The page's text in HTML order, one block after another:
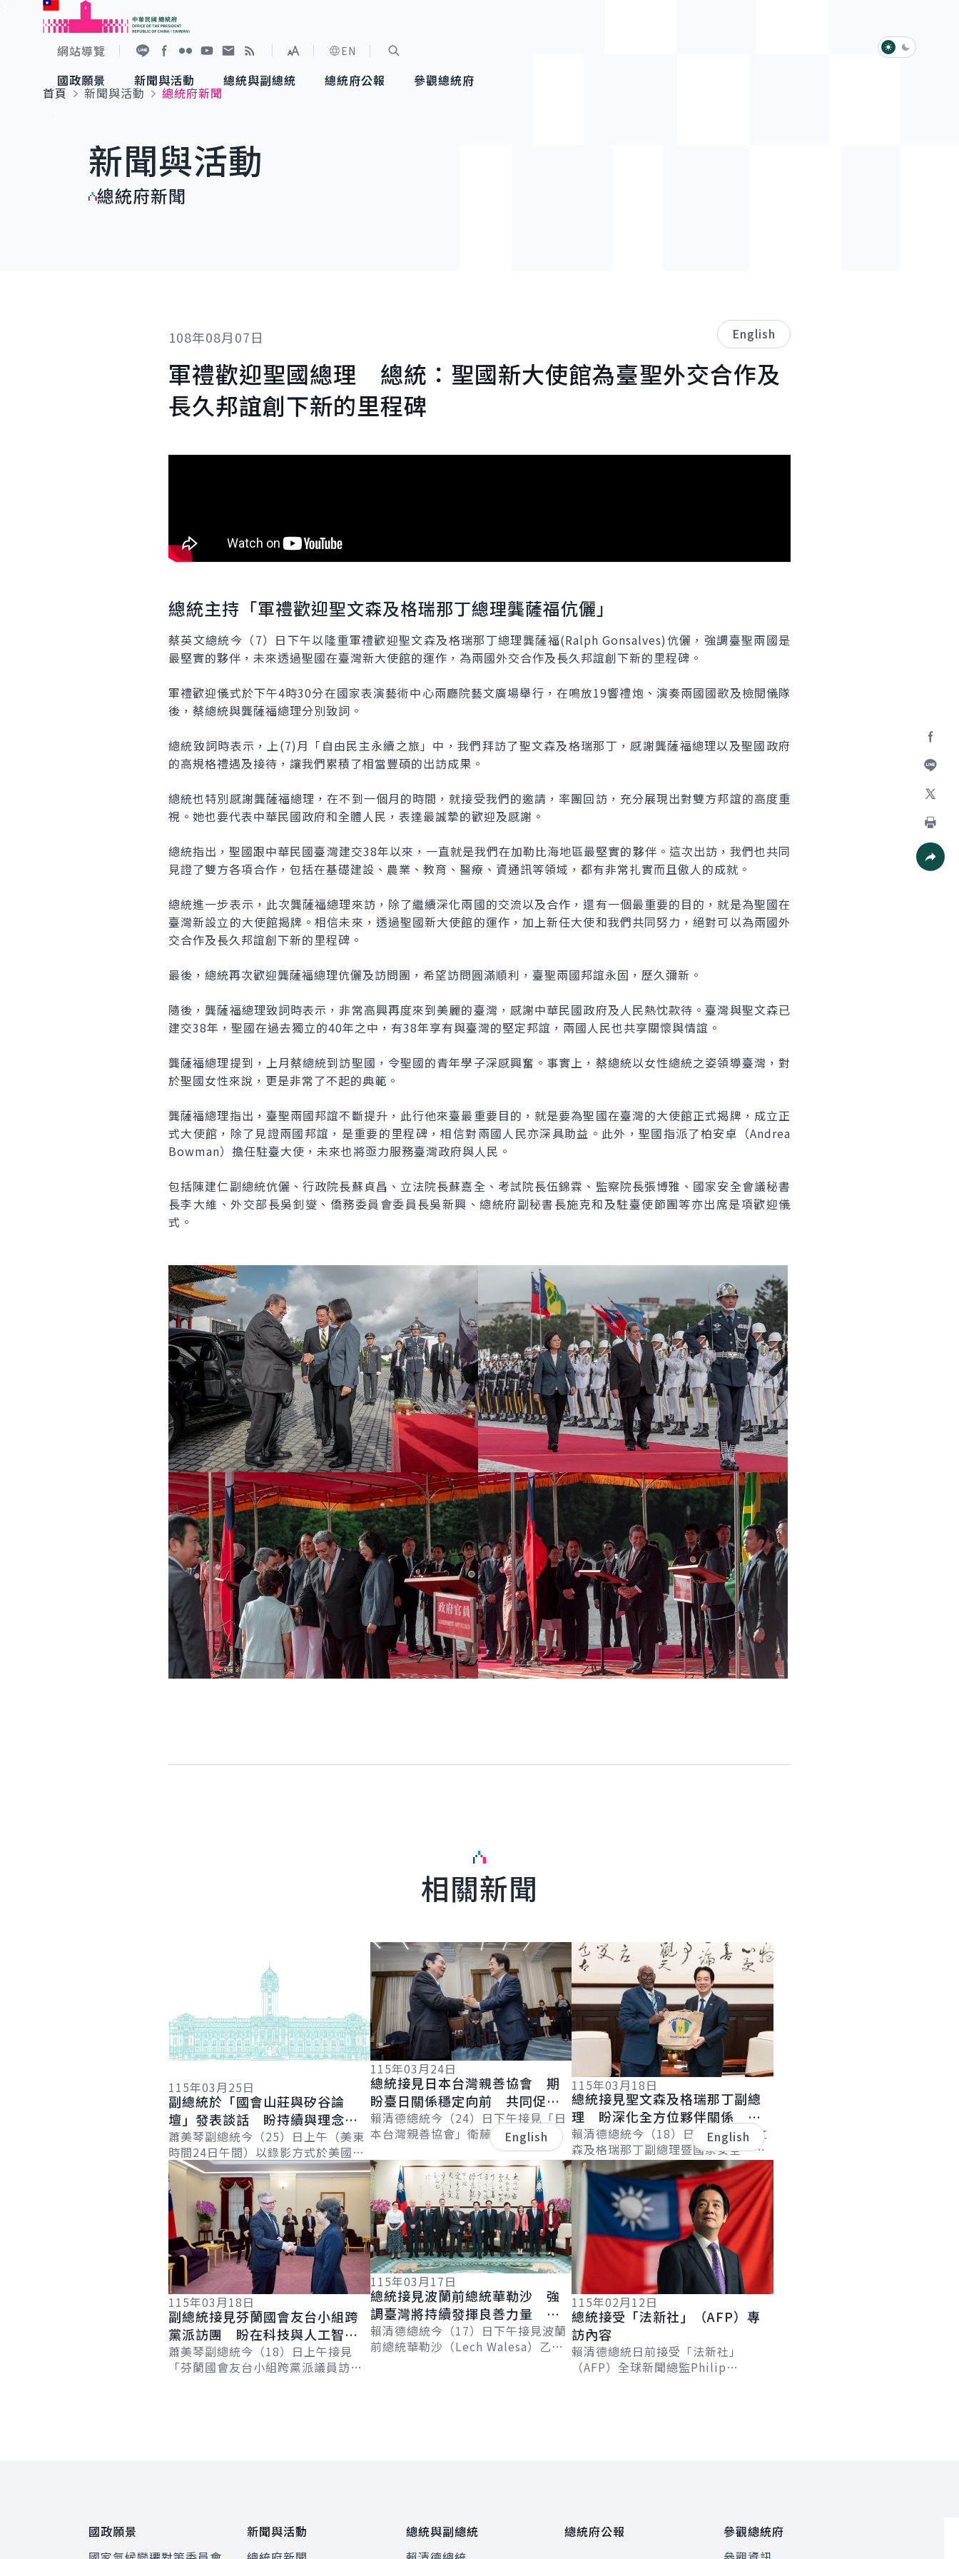
跳到主要內容
網站導覽
展開字級選單
EN
國政願景
國家氣候變遷對策委員會
重要談話
新聞與活動
總統府新聞
影音頻道
總統與副總統
賴清德總統
總統府公報 參觀總統府
參觀資訊
淺色模式
深色模式
首頁
新聞與活動
總統府新聞
新聞與活動
總統府新聞
加入好
列印
108年08月07日 English
軍禮歡迎聖國總理 總統：聖國新大使館為臺聖外交合作及
長久邦誼創下新的里程碑
總統主持「軍禮歡迎聖文森及格瑞那丁總理龔薩福伉儷」
蔡英文總統今（7）日下午以隆重軍禮歡迎聖文森及格瑞那丁總理龔薩福(Ralph Gonsalves)伉儷，強調臺聖兩國是
最堅實的夥伴，未來透過聖國在臺灣新大使館的運作，為兩國外交合作及長久邦誼創下新的里程碑。
軍禮歡迎儀式於下午4時30分在國家表演藝術中心兩廳院藝文廣場舉行，在鳴放19響禮炮、演奏兩國國歌及檢閱儀隊
後，蔡總統與龔薩福總理分別致詞。
總統致詞時表示，上(7)月「自由民主永續之旅」中，我們拜訪了聖文森及格瑞那丁，感謝龔薩福總理以及聖國政府
的高規格禮遇及接待，讓我們累積了相當豐碩的出訪成果。
總統也特別感謝龔薩福總理，在不到一個月的時間，就接受我們的邀請，率團回訪，充分展現出對雙方邦誼的高度重
視。她也要代表中華民國政府和全體人民，表達最誠摯的歡迎及感謝。
總統指出，聖國跟中華民國臺灣建交38年以來，一直就是我們在加勒比海地區最堅實的夥伴。這次出訪，我們也共同
見證了雙方各項合作，包括在基礎建設、農業、教育、醫療、資通訊等領域，都有非常扎實而且傲人的成就。
總統進一步表示，此次龔薩福總理來訪，除了繼續深化兩國的交流以及合作，還有一個最重要的目的，就是為聖國在
臺灣新設立的大使館揭牌。相信未來，透過聖國新大使館的運作，加上新任大使和我們共同努力，絕對可以為兩國外
交合作及長久邦誼創下新的里程碑。
最後，總統再次歡迎龔薩福總理伉儷及訪問團，希望訪問圓滿順利，臺聖兩國邦誼永固，歷久彌新。
隨後，龔薩福總理致詞時表示，非常高興再度來到美麗的臺灣，感謝中華民國政府及人民熱忱款待。臺灣與聖文森已
建交38年，聖國在過去獨立的40年之中，有38年享有與臺灣的堅定邦誼，兩國人民也共享關懷與情誼。
龔薩福總理提到，上月蔡總統到訪聖國，令聖國的青年學子深感興奮。事實上，蔡總統以女性總統之姿領導臺灣，對
於聖國女性來說，更是非常了不起的典範。
龔薩福總理指出，臺聖兩國邦誼不斷提升，此行他來臺最重要目的，就是要為聖國在臺灣的大使館正式揭牌，成立正
式大使館，除了見證兩國邦誼，是重要的里程碑，相信對兩國人民亦深具助益。此外，聖國指派了柏安卓（Andrea
Bowman）擔任駐臺大使，未來也將亟力服務臺灣政府與人民。
包括陳建仁副總統伉儷、行政院長蘇貞昌、立法院長蘇嘉全、考試院長伍錦霖、監察院長張博雅、國家安全會議秘書
長李大維、外交部長吳釗燮、僑務委員會委員長吳新興、總統府副秘書長施克和及駐臺使節團等亦出席是項歡迎儀
式。
相關新聞
115年03月25日
副總統於「國會山莊與矽谷論
壇」發表談話 盼持續與理念相
近夥伴攜手合作 確保世界繁榮
與自由
蕭美琴副總統今（25）日上午（美東
時間24日午間）以錄影方式於美國
「國會山莊與矽谷論壇」（Hill &
Valley Forum）年度研討會...
詳細內容
115年03月24日
總統接見日本台灣親善協會 期
盼臺日關係穩定向前 共同促進
區域經濟繁榮發展
賴清德總統今（24）日下午接見「日
本台灣親善協會」衛藤征士郎會長乙
行，感謝協會長期支持臺灣，促進臺
日在各領域的交流合作。並表示，臺
日除在半導...
詳細內容
115年03月18日
總統接見聖文森及格瑞那丁副總
理 盼深化全方位夥伴關係 持
續拓展邦誼
賴清德總統今（18）日下午接見聖文
森及格瑞那丁副總理暨國家安全、災
害管理及移民部長李考克（St. Claire
Leacock）伉儷乙行時表...
詳細內容
115年03月18日
副總統接見芬蘭國會友台小組跨
黨派訪團 盼在科技與人工智慧
領域深化合作
蕭美琴副總統今（18）日上午接見
「芬蘭國會友台小組跨黨派議員訪問
詳細內容
115年03月17日
總統接見波蘭前總統華勒沙 強
調臺灣將持續發揮良善力量 成
為全球民主韌性的貢獻者
賴清德總統今（17）日下午接見波蘭
前總統華勒沙（Lech Walesa）乙
English
詳細內容
115年02月12日
總統接受「法新社」（AFP）專
訪內容
賴清德總統日前接受「法新社」
（AFP）全球新聞總監Philip
English
國政願景
新聞與活動
總統與副總統
總統府公報
參觀總統府